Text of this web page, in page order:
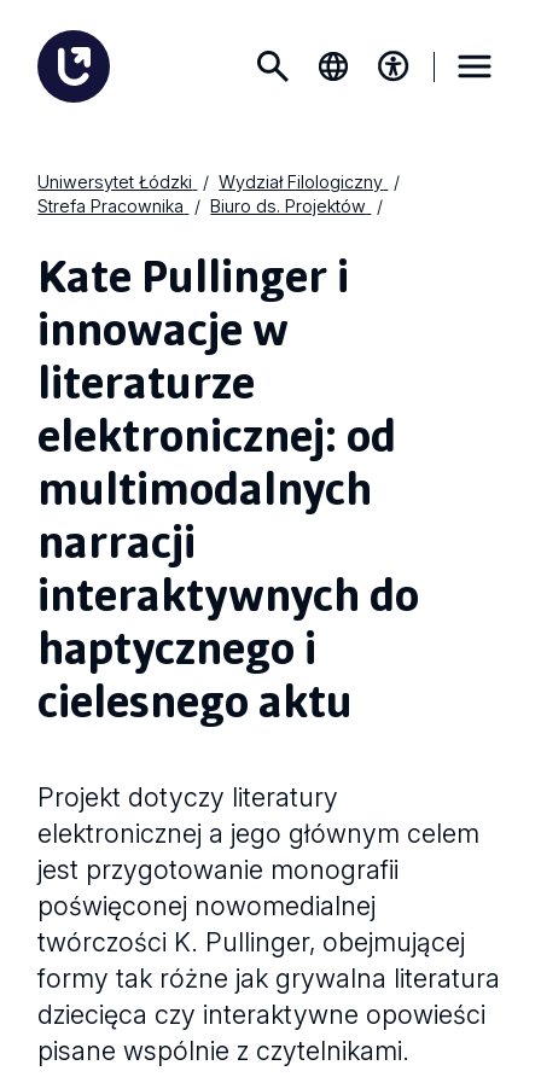
Uniwersytet Łódzki
Wydział Filologiczny
Strefa Pracownika
Biuro ds. Projektów
Kate Pullinger i
innowacje w
literaturze
elektronicznej: od
multimodalnych
narracji
interaktywnych do
haptycznego i
cielesnego aktu
Projekt dotyczy literatury
elektronicznej a jego głównym celem
jest przygotowanie monografii
poświęconej nowomedialnej
twórczości K. Pullinger, obejmującej
formy tak różne jak grywalna literatura
dziecięca czy interaktywne opowieści
pisane wspólnie z czytelnikami.